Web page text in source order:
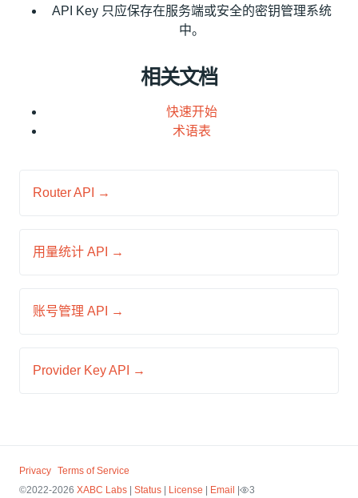
API Key 只应保存在服务端或安全的密钥管理系统
中。
相关文档
快速开始
术语表
Router API →
用量统计 API →
账号管理 API →
Provider Key API →
©2022-2026 XABC Labs Status License Email 3
Privacy Terms of Service